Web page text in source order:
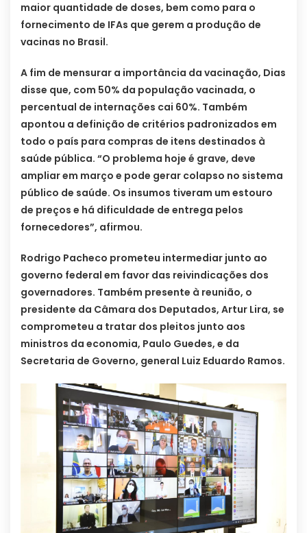
maior quantidade de doses, bem como para o
fornecimento de IFAs que gerem a produção de
vacinas no Brasil.
A fim de mensurar a importância da vacinação, Dias
disse que, com 50% da população vacinada, o
percentual de internações cai 60%. Também
apontou a definição de critérios padronizados em
todo o país para compras de itens destinados à
saúde pública. “O problema hoje é grave, deve
ampliar em março e pode gerar colapso no sistema
público de saúde. Os insumos tiveram um estouro
de preços e há dificuldade de entrega pelos
fornecedores”, afirmou.
Rodrigo Pacheco prometeu intermediar junto ao
governo federal em favor das reivindicações dos
governadores. Também presente à reunião, o
presidente da Câmara dos Deputados, Artur Lira, se
comprometeu a tratar dos pleitos junto aos
ministros da economia, Paulo Guedes, e da
Secretaria de Governo, general Luiz Eduardo Ramos.